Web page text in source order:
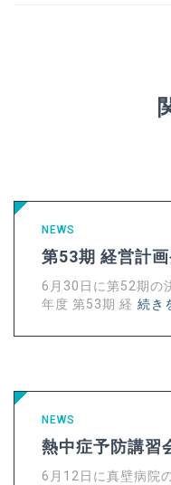
NEWS
第53期 経営計
6月30日に第52期の
年度 第53期 経 続き
NEWS
熱中症予防講習
6月12日に真壁病院